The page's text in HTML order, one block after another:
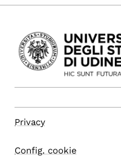
Privacy
Config. cookie